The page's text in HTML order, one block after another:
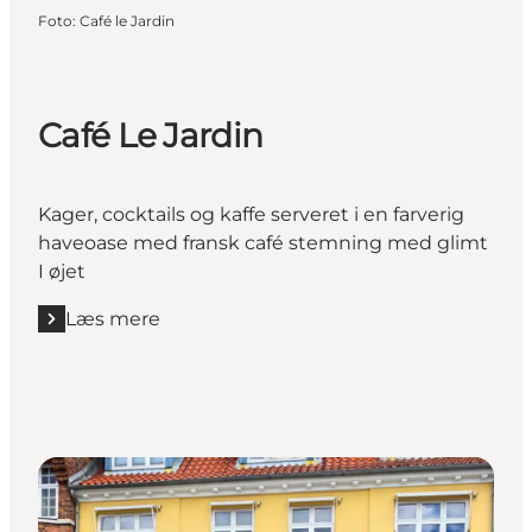
Foto: Café le Jardin
Café Le Jardin
Kager, cocktails og kaffe serveret i en farverig
haveoase med fransk café stemning med glimt
I øjet
Læs mere
Læs mere "Café Le Jardin"